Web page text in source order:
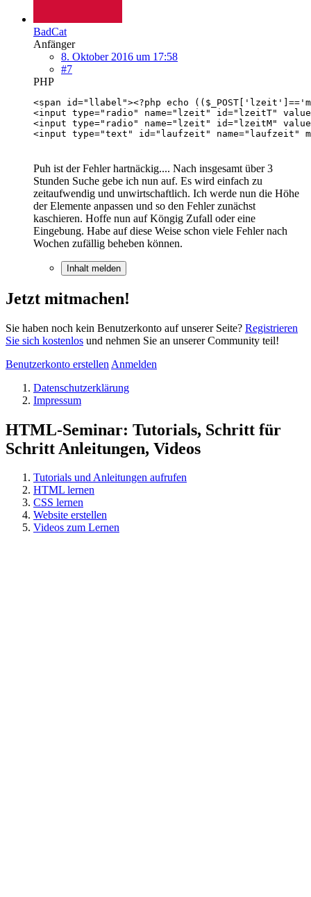
BadCat
Anfänger
8. Oktober 2016 um 17:58
#7
PHP
<input type="text" id="laufzeit" name="laufzeit"
Puh ist der Fehler hartnäckig.... Nach insgesamt über 3
Stunden Suche gebe ich nun auf. Es wird einfach zu
zeitaufwendig und unwirtschaftlich. Ich werde nun die Höhe
der Elemente anpassen und so den Fehler zunächst
kaschieren. Hoffe nun auf Köngig Zufall oder eine
Eingebung. Habe auf diese Weise schon viele Fehler nach
Wochen zufällig beheben können.
Inhalt melden
Jetzt mitmachen!
Sie haben noch kein Benutzerkonto auf unserer Seite? Registrieren
Sie sich kostenlos und nehmen Sie an unserer Community teil!
Benutzerkonto erstellen Anmelden
Datenschutzerklärung
Impressum
HTML-Seminar: Tutorials, Schritt für
Schritt Anleitungen, Videos
Tutorials und Anleitungen aufrufen
HTML lernen
CSS lernen
Website erstellen
Videos zum Lernen